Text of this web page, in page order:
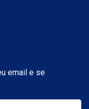
email e se